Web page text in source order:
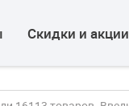
Скидки и акции